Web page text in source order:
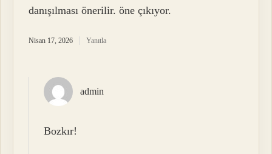
danışılması önerilir. öne çıkıyor.
Nisan 17, 2026 Yanıtla
admin
Bozkır!